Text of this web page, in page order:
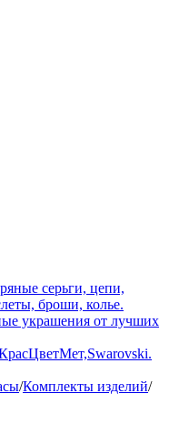
серьги, цепи,
броши, колье.
украшения от лучших
/Комплекты изделий/